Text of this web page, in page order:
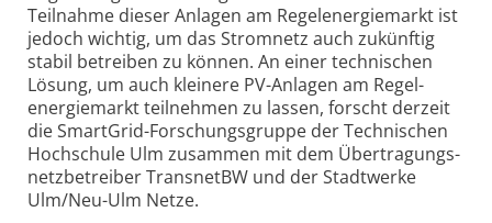
Teilnahme dieser Anlagen am Regel­energiemarkt ist
jedoch wichtig, um das Stromnetz auch zukünftig
stabil betreiben zu können. An einer technischen
Lösung, um auch kleinere PV-Anlagen am Regel­
energiemarkt teilnehmen zu lassen, forscht derzeit
die SmartGrid-Forschungs­gruppe der Technischen
Hochschule Ulm zusammen mit dem Übertragungs­
netzbetreiber TransnetBW und der Stadtwerke
Ulm/Neu-Ulm Netze.